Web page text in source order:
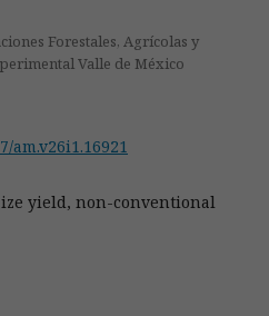
Forestales, Agrícolas y
Valle de México
am.v26i1.16921
yield, non-conventional